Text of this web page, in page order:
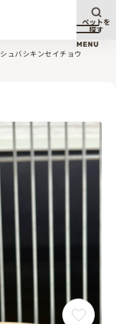
メニ
MENU
ペットを
探す
シュバシキンセイチョウ